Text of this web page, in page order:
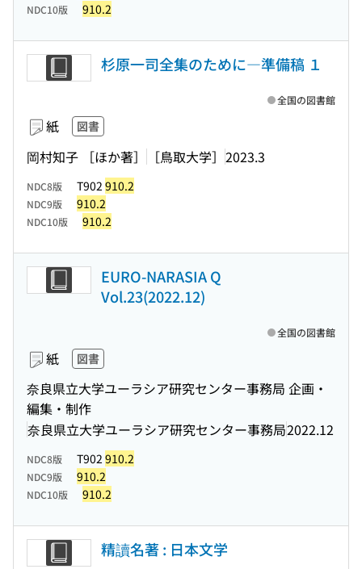
NDC10版 910.2
杉原一司全集のために―準備稿 １
紙 図書
岡村知子 ［ほか著］ ［鳥取大学］ 2023.3
全国の図書館
NDC8版 T902 910.2
NDC9版 910.2
NDC10版 910.2
EURO-NARASIA Q
Vol.23(2022.12)
紙 図書
奈良県立大学ユーラシア研究センター事務局 企画・
編集・制作
奈良県立大学ユーラシア研究センター事務局2022.12
全国の図書館
NDC8版 T902 910.2
NDC9版 910.2
NDC10版 910.2
精讀名著 : 日本文学